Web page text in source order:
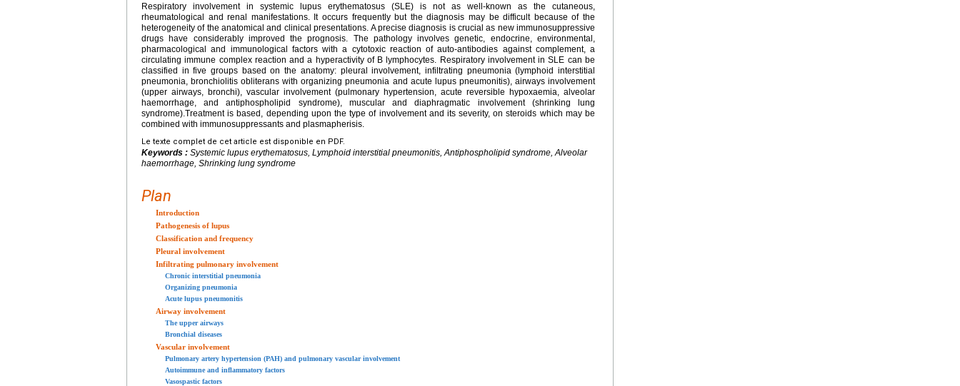
Respiratory involvement in systemic lupus erythematosus (SLE) is not as well-known as the cutaneous,
rheumatological and renal manifestations. It occurs frequently but the diagnosis may be difficult because of the
heterogeneity of the anatomical and clinical presentations. A precise diagnosis is crucial as new immunosuppressive
drugs have considerably improved the prognosis. The pathology involves genetic, endocrine, environmental,
pharmacological and immunological factors with a cytotoxic reaction of auto-antibodies against complement, a
circulating immune complex reaction and a hyperactivity of B lymphocytes. Respiratory involvement in SLE can be
classified in five groups based on the anatomy: pleural involvement, infiltrating pneumonia (lymphoid interstitial
pneumonia, bronchiolitis obliterans with organizing pneumonia and acute lupus pneumonitis), airways involvement
(upper airways, bronchi), vascular involvement (pulmonary hypertension, acute reversible hypoxaemia, alveolar
haemorrhage, and antiphospholipid syndrome), muscular and diaphragmatic involvement (shrinking lung
syndrome).Treatment is based, depending upon the type of involvement and its severity, on steroids which may be
combined with immunosuppressants and plasmapherisis.
Le texte complet de cet article est disponible en PDF.
Keywords : Systemic lupus erythematosus, Lymphoid interstitial pneumonitis, Antiphospholipid syndrome, Alveolar
haemorrhage, Shrinking lung syndrome
Plan
Introduction
Pathogenesis of lupus
Classification and frequency
Pleural involvement
Infiltrating pulmonary involvement
Chronic interstitial pneumonia
Organizing pneumonia
Acute lupus pneumonitis
Airway involvement
The upper airways
Bronchial diseases
Vascular involvement
Pulmonary artery hypertension (PAH) and pulmonary vascular involvement
Autoimmune and inflammatory factors
Vasospastic factors